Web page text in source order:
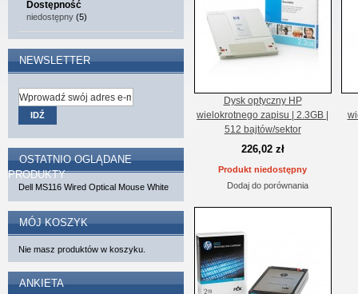
Dysk optyczny HP
wielokrotnego zapisu | 2.3GB |
512 bajtów/sektor
226,02 zł
Produkt niedostępny
Dodaj do porównania
Dostępność
niedostępny (5)
NEWSLETTER
IDŹ
OSTATNIO OGLĄDANE
PRODUKTY
Dell MS116 Wired Optical Mouse White
MÓJ KOSZYK
Nie masz produktów w koszyku.
ANKIETA